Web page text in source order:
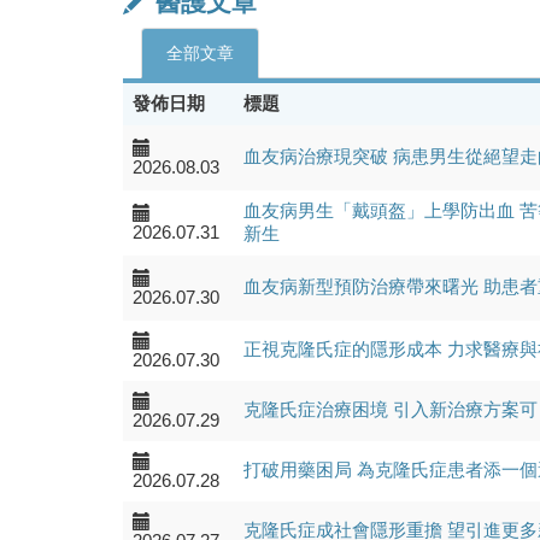
全部文章
發佈日期 標題
2026.08.03
血友病治療現突破 病患男生從絕望
2026.07.31
血友病男生「戴頭盔」上學防出血
新生
2026.07.30
血友病新型預防治療帶來曙光 助患
2026.07.30
正視克隆氏症的隱形成本 力求醫療
2026.07.29
克隆氏症治療困境 引入新治療方案
2026.07.28
打破用藥困局 為克隆氏症患者添一
克隆氏症成社會隱形重擔 望引進更